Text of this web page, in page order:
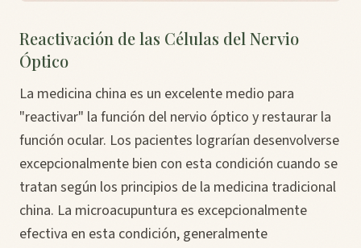
Reactivación de las Células del Nervio
Óptico
La medicina china es un excelente medio para
"reactivar" la función del nervio óptico y restaurar la
función ocular. Los pacientes lograrían desenvolverse
excepcionalmente bien con esta condición cuando se
tratan según los principios de la medicina tradicional
china. La microacupuntura es excepcionalmente
efectiva en esta condición, generalmente